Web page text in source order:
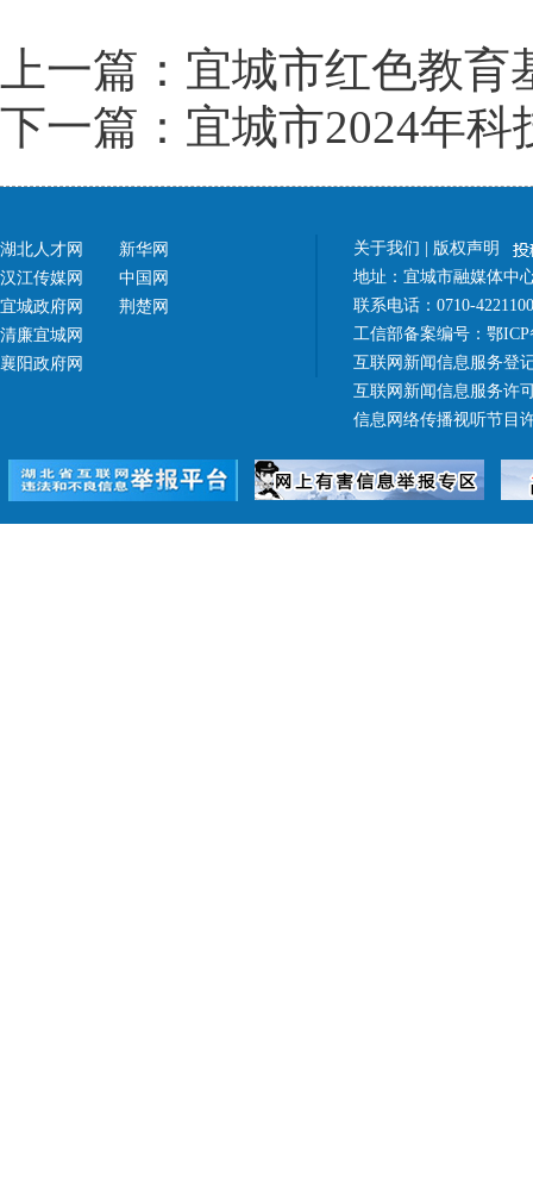
上一篇：宜城市红色教
下一篇：宜城市2024年
湖北人才网
汉江传媒网
宜城政府网
清廉宜城网
襄阳政府网
新华网
中国网
荆楚网
关于我们
版权声明
地址：宜城市融媒体中
联系电话：0710-
工信部备案编号： 鄂ICP
互联网新闻信息服务登
互联网新闻信息服务许
信息网络传播视听节目